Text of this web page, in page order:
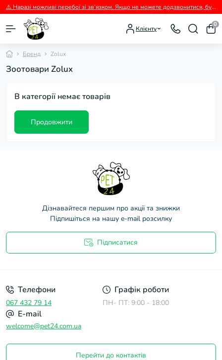
⚠️ Наразі можливі перебої зі зв’язком. Якщо не можете додзвонитися, будь ласка, пишіть нам у Viber.
Клієнту
0
Бренд Zolux
Зоотовари Zolux
В категорії немає товарів
Продовжити
Дізнавайтеся першим про акції та знижки
Підпишіться на нашу e-mail розсилку
Підписатися
Телефони
067 432 79 14
Графік роботи
ПН- ПТ: 9:00 - 18:00
E-mail
welcome@pet24.com.ua
Перейти до контактів